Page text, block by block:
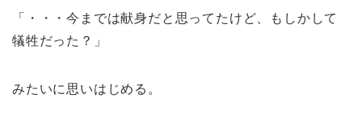
「・・・今までは献身だと思ってたけど、もしかして
犠牲だった？」
みたいに思いはじめる。